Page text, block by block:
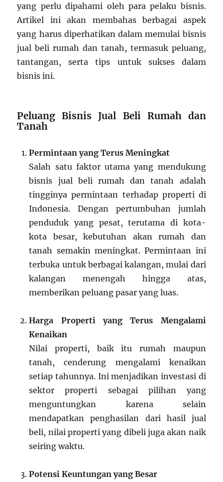
yang perlu dipahami oleh para pelaku bisnis.
Artikel ini akan membahas berbagai aspek
yang harus diperhatikan dalam memulai bisnis
jual beli rumah dan tanah, termasuk peluang,
tantangan, serta tips untuk sukses dalam
bisnis ini.
Peluang Bisnis Jual Beli Rumah dan
Tanah
Permintaan yang Terus Meningkat
Salah satu faktor utama yang mendukung
bisnis jual beli rumah dan tanah adalah
tingginya permintaan terhadap properti di
Indonesia. Dengan pertumbuhan jumlah
penduduk yang pesat, terutama di kota-
kota besar, kebutuhan akan rumah dan
tanah semakin meningkat. Permintaan ini
terbuka untuk berbagai kalangan, mulai dari
kalangan menengah hingga atas,
memberikan peluang pasar yang luas.
Harga Properti yang Terus Mengalami
Kenaikan
Nilai properti, baik itu rumah maupun
tanah, cenderung mengalami kenaikan
setiap tahunnya. Ini menjadikan investasi di
sektor properti sebagai pilihan yang
menguntungkan karena selain
mendapatkan penghasilan dari hasil jual
beli, nilai properti yang dibeli juga akan naik
seiring waktu.
Potensi Keuntungan yang Besar